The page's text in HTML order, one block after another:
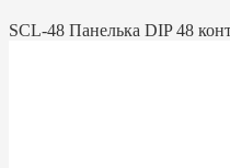
SCL-48 Панелька DIP 48